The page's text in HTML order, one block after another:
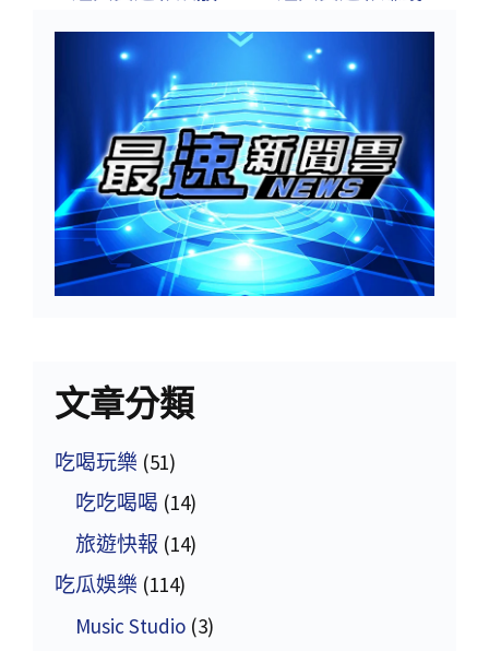
文章分類
吃喝玩樂 (51)
吃吃喝喝 (14)
旅遊快報 (14)
吃瓜娛樂 (114)
Music Studio (3)